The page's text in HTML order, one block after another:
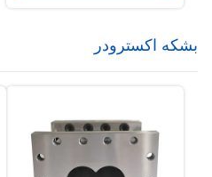
بشکه اکسترودر